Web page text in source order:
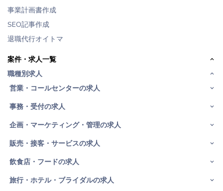
事業計画書作成
SEO記事作成
退職代行オイトマ
案件・求人一覧
職種別求人
営業・コールセンターの求人
事務・受付の求人
企画・マーケティング・管理の求人
販売・接客・サービスの求人
飲食店・フードの求人
旅行・ホテル・ブライダルの求人